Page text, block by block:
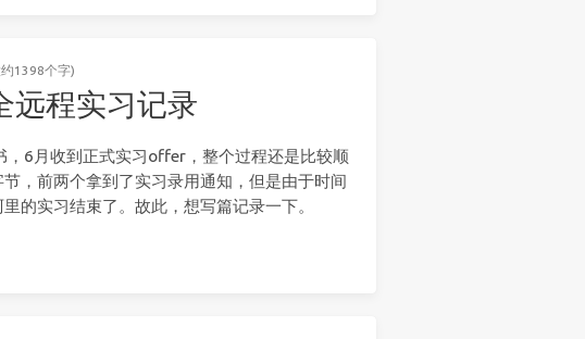
1398个字)
远程实习记录
，6月收到正式实习offer，整个过程还是比较顺
，前两个拿到了实习录用通知，但是由于时间
的实习结束了。故此，想写篇记录一下。